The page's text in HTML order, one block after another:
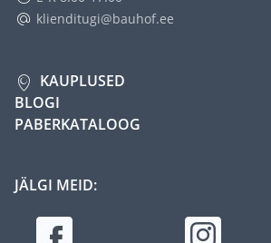
klienditugi@bauhof.ee
KAUPLUSED
BLOGI
PABERKATALOOG
JÄLGI MEID: